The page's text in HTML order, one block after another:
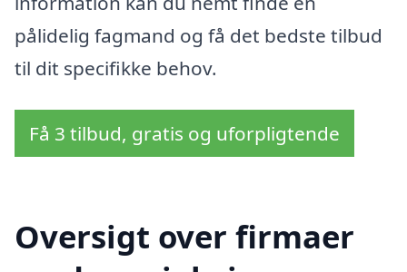
pålidelig fagmand og få det bedste tilbud
til dit specifikke behov.
Få 3 tilbud, gratis og uforpligtende
Oversigt over firmaer